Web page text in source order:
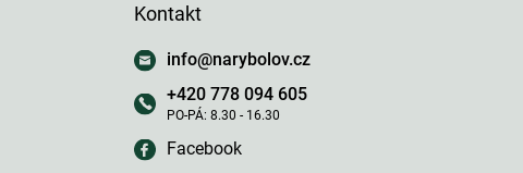
Kontakt
info@narybolov.cz
+420 778 094 605
Facebook